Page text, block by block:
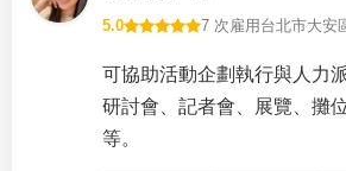
5.0 7 次雇用 台北市大安
可協助活動企劃執行與人力
研討會、記者會、展覽、攤
等。